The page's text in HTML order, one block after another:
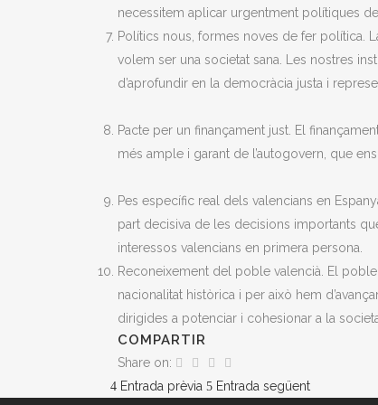
necessitem aplicar urgentment polítiques
Polítics nous, formes noves de fer política.
volem ser una societat sana. Les nostres
d’aprofundir en la democràcia justa i
Pacte per un finançament just. El
més ample i garant de l’autogovern, que
Pes específic real dels valencians en
part decisiva de les decisions importants
interessos valencians en primera persona.
Reconeixement del poble valencià. El
nacionalitat històrica i per això hem
dirigides a potenciar i cohesionar a la
COMPARTIR
Share on:
Entrada prèvia
Entrada següent